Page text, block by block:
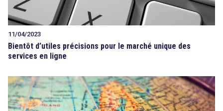
11/04/2023
Bientôt d’utiles précisions pour le marché unique des
services en ligne